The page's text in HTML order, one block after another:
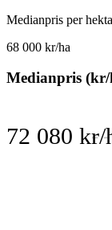
Medianpris per
68 000 kr/ha
Medianpris (kr/
72 080 kr/